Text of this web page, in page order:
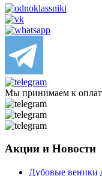
Мы принимаем к
Акции и Новости
Дубовые веники